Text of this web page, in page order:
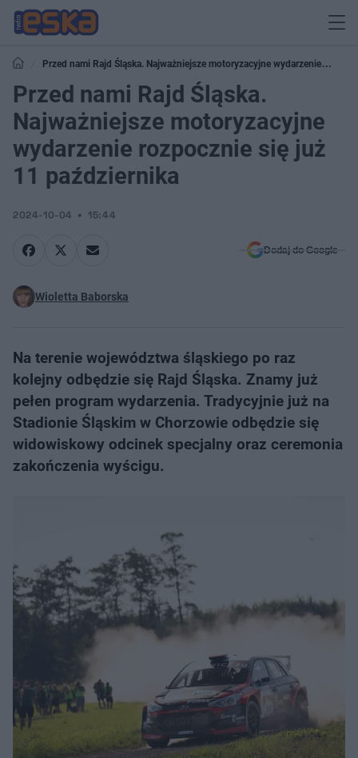
Przed nami Rajd Śląska. Najważniejsze motoryzacyjne wydarzenie
rozpocznie się już 11 października
Przed nami Rajd Śląska.
Najważniejsze motoryzacyjne
wydarzenie rozpocznie się już
11 października
2024-10-04 15:44
Dodaj do Google
Wioletta Baborska
Na terenie województwa śląskiego po raz
kolejny odbędzie się Rajd Śląska. Znamy już
pełen program wydarzenia. Tradycyjnie już na
Stadionie Śląskim w Chorzowie odbędzie się
widowiskowy odcinek specjalny oraz ceremonia
zakończenia wyścigu.